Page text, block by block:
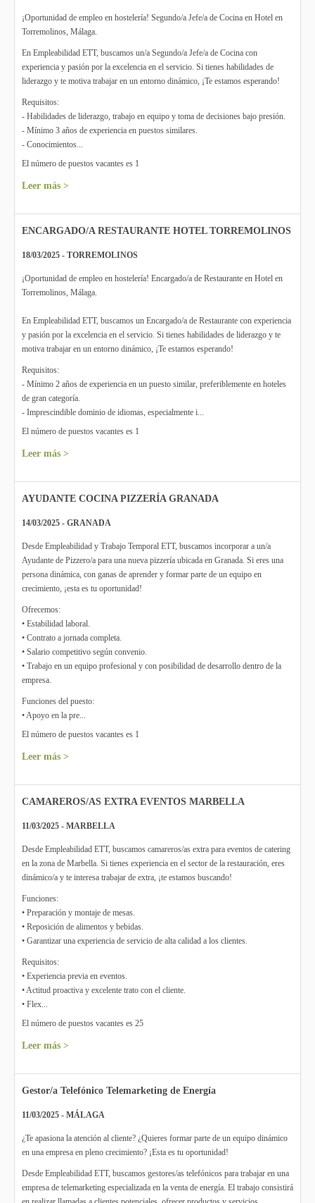
¡Oportunidad de empleo en hostelería! Segundo/a Jefe/a de Cocina en Hotel en
Torremolinos, Málaga.
En Empleabilidad ETT, buscamos un/a Segundo/a Jefe/a de Cocina con
experiencia y pasión por la excelencia en el servicio. Si tienes habilidades de
liderazgo y te motiva trabajar en un entorno dinámico, ¡Te estamos esperando!
Requisitos:
- Habilidades de liderazgo, trabajo en equipo y toma de decisiones bajo presión.
- Mínimo 3 años de experiencia en puestos similares.
- Conocimientos...
El número de puestos vacantes es 1
Leer más >
ENCARGADO/A RESTAURANTE HOTEL TORREMOLINOS
18/03/2025 - TORREMOLINOS
¡Oportunidad de empleo en hostelería! Encargado/a de Restaurante en Hotel en
Torremolinos, Málaga.
En Empleabilidad ETT, buscamos un Encargado/a de Restaurante con experiencia
y pasión por la excelencia en el servicio. Si tienes habilidades de liderazgo y te
motiva trabajar en un entorno dinámico, ¡Te estamos esperando!
Requisitos:
- Mínimo 2 años de experiencia en un puesto similar, preferiblemente en hoteles
de gran categoría.
- Imprescindible dominio de idiomas, especialmente i...
El número de puestos vacantes es 1
Leer más >
AYUDANTE COCINA PIZZERÍA GRANADA
14/03/2025 - GRANADA
Desde Empleabilidad y Trabajo Temporal ETT, buscamos incorporar a un/a
Ayudante de Pizzero/a para una nueva pizzería ubicada en Granada. Si eres una
persona dinámica, con ganas de aprender y formar parte de un equipo en
crecimiento, ¡esta es tu oportunidad!
Ofrecemos:
• Estabilidad laboral.
• Contrato a jornada completa.
• Salario competitivo según convenio.
• Trabajo en un equipo profesional y con posibilidad de desarrollo dentro de la
empresa.
Funciones del puesto:
• Apoyo en la pre...
El número de puestos vacantes es 1
Leer más >
CAMAREROS/AS EXTRA EVENTOS MARBELLA
11/03/2025 - MARBELLA
Desde Empleabilidad ETT, buscamos camareros/as extra para eventos de catering
en la zona de Marbella. Si tienes experiencia en el sector de la restauración, eres
dinámico/a y te interesa trabajar de extra, ¡te estamos buscando!
Funciones:
• Preparación y montaje de mesas.
• Reposición de alimentos y bebidas.
• Garantizar una experiencia de servicio de alta calidad a los clientes.
Requisitos:
• Experiencia previa en eventos.
• Actitud proactiva y excelente trato con el cliente.
• Flex...
El número de puestos vacantes es 25
Leer más >
Gestor/a Telefónico Telemarketing de Energía
11/03/2025 - MÁLAGA
¿Te apasiona la atención al cliente? ¿Quieres formar parte de un equipo dinámico
en una empresa en pleno crecimiento? ¡Esta es tu oportunidad!
Desde Empleabilidad ETT, buscamos gestores/as telefónicos para trabajar en una
empresa de telemarketing especializada en la venta de energía. El trabajo consistirá